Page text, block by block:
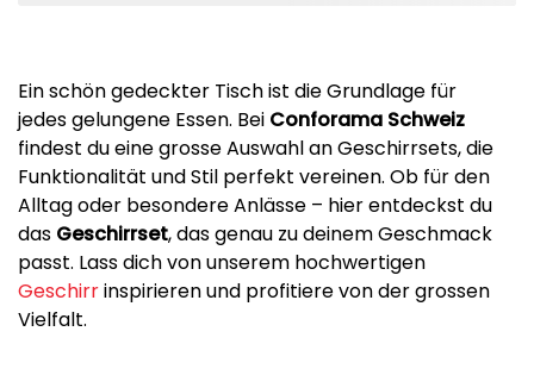
Ein schön gedeckter Tisch ist die Grundlage für
jedes gelungene Essen. Bei Conforama Schweiz
findest du eine grosse Auswahl an Geschirrsets, die
Funktionalität und Stil perfekt vereinen. Ob für den
Alltag oder besondere Anlässe – hier entdeckst du
das Geschirrset, das genau zu deinem Geschmack
passt. Lass dich von unserem hochwertigen
Geschirrinspirieren und profitiere von der grossen
Vielfalt.